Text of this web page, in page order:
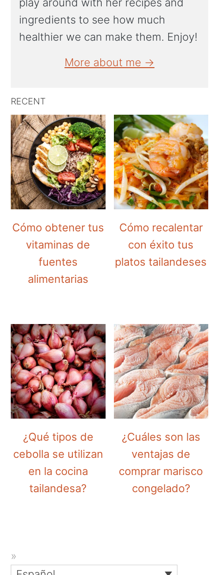
ingredients to see how much
healthier we can make them. Enjoy!
More about me →
RECENT
Cómo obtener tus
vitaminas de
fuentes
alimentarias
Cómo recalentar
con éxito tus
platos tailandeses
¿Qué tipos de
cebolla se utilizan
en la cocina
tailandesa?
¿Cuáles son las
ventajas de
comprar marisco
congelado?